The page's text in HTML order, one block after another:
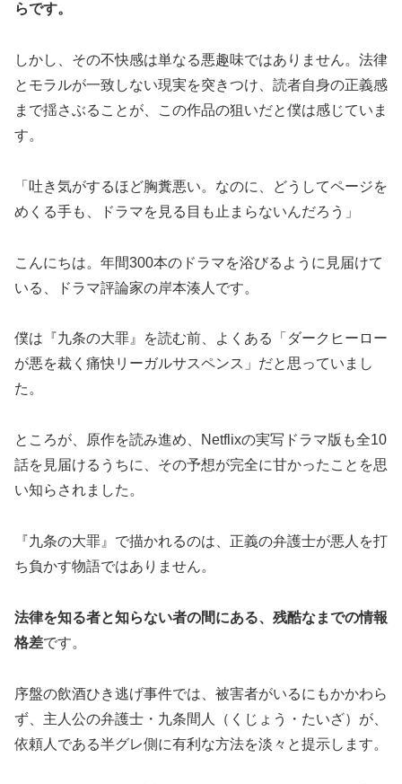
らです。
しかし、その不快感は単なる悪趣味ではありません。法律
とモラルが一致しない現実を突きつけ、読者自身の正義感
まで揺さぶることが、この作品の狙いだと僕は感じていま
す。
「吐き気がするほど胸糞悪い。なのに、どうしてページを
めくる手も、ドラマを見る目も止まらないんだろう」
こんにちは。年間300本のドラマを浴びるように見届けて
いる、ドラマ評論家の岸本湊人です。
僕は『九条の大罪』を読む前、よくある「ダークヒーロー
が悪を裁く痛快リーガルサスペンス」だと思っていまし
た。
ところが、原作を読み進め、Netflixの実写ドラマ版も全10
話を見届けるうちに、その予想が完全に甘かったことを思
い知らされました。
『九条の大罪』で描かれるのは、正義の弁護士が悪人を打
ち負かす物語ではありません。
法律を知る者と知らない者の間にある、残酷なまでの情報
格差です。
序盤の飲酒ひき逃げ事件では、被害者がいるにもかかわら
ず、主人公の弁護士・九条間人（くじょう・たいざ）が、
依頼人である半グレ側に有利な方法を淡々と提示します。